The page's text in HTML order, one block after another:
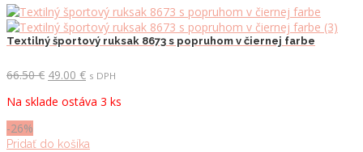
Textilný športový ruksak 8673 s popruhom v čiernej farbe
66.50€ Pôvodná
bola:
49.00 €Aktuálna
je:
s DPH
Na sklade ostáva 3 ks
-26%
Pridať do košíka